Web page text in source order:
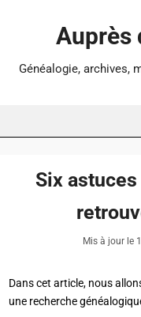
Auprès
Généalogie, archives,
Six
Mis à jour le
Dans cet article, nous
une recherche